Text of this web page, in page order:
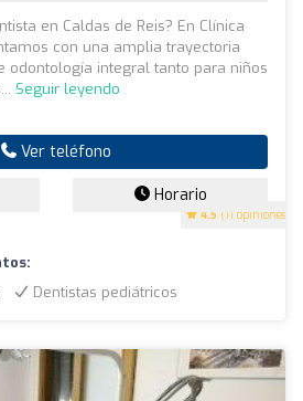
4.5 (11 opiniones)
en Caldas de Reis? En Clínica
con una amplia trayectoria
odontología integral tanto para niños
Seguir leyendo
Ver teléfono
Horario
Dentistas pediátricos